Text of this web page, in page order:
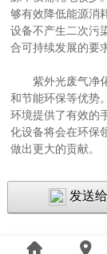
够有效降低能源消
设备不产生二次污
合可持续发展的要
紫外光废气净化
和节能环保等优势
环境提供了有效的
化设备将会在环保
做出更大的贡献。
发送